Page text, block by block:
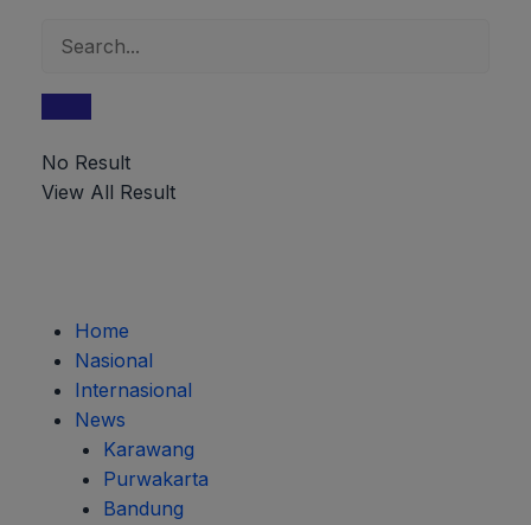
No Result
View All Result
Home
Nasional
Internasional
News
Karawang
Purwakarta
Bandung